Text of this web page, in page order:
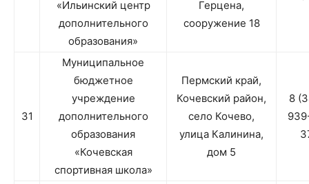
«Ильинский центр
дополнительного
образования»
Герцена,
сооружение 18
31
Муниципальное
бюджетное
учреждение
дополнительного
образования
«Кочевская
спортивная школа»
Пермский край,
Кочевский район,
село Кочево,
улица Калинина,
дом 5
8